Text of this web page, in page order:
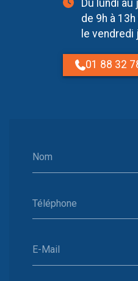
Nom
Téléphone
E-Mail
Du lundi au
de 9h à
le
01 88 32